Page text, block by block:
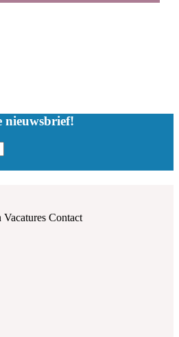
nieuwsbrief!
Vacatures Contact